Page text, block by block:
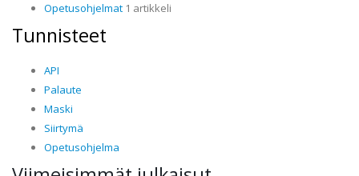
Opetusohjelmat 1 artikkeli
Tunnisteet
API
Palaute
Maski
Siirtymä
Opetusohjelma